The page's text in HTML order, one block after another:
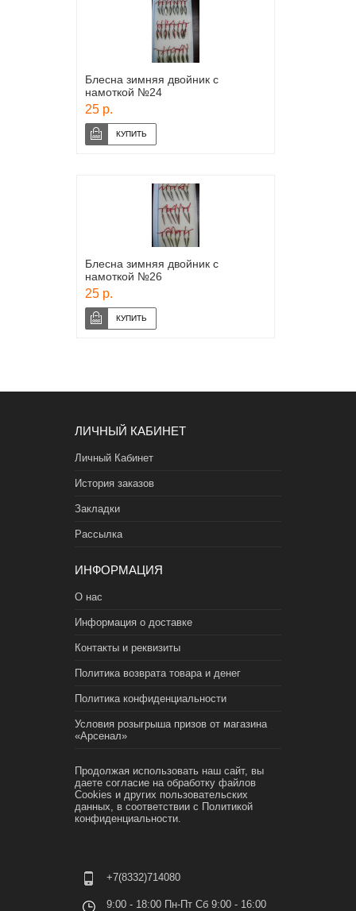
Блесна зимняя двойник с
намоткой №24
25 р.
Блесна зимняя двойник с
намоткой №26
25 р.
ЛИЧНЫЙ КАБИНЕТ
Личный Кабинет
История заказов
Закладки
Рассылка
ИНФОРМАЦИЯ
О нас
Информация о доставке
Контакты и реквизиты
Политика возврата товара и денег
Политика конфиденциальности
Условия розыгрыша призов от магазина
«Арсенал»
Продолжая использовать наш сайт, вы
даете согласие на обработку файлов
Cookies и других пользовательских
данных, в соответствии с Политикой
конфиденциальности.
+7(8332)714080
9:00 - 18:00 Пн-Пт Сб 9:00 - 16:00